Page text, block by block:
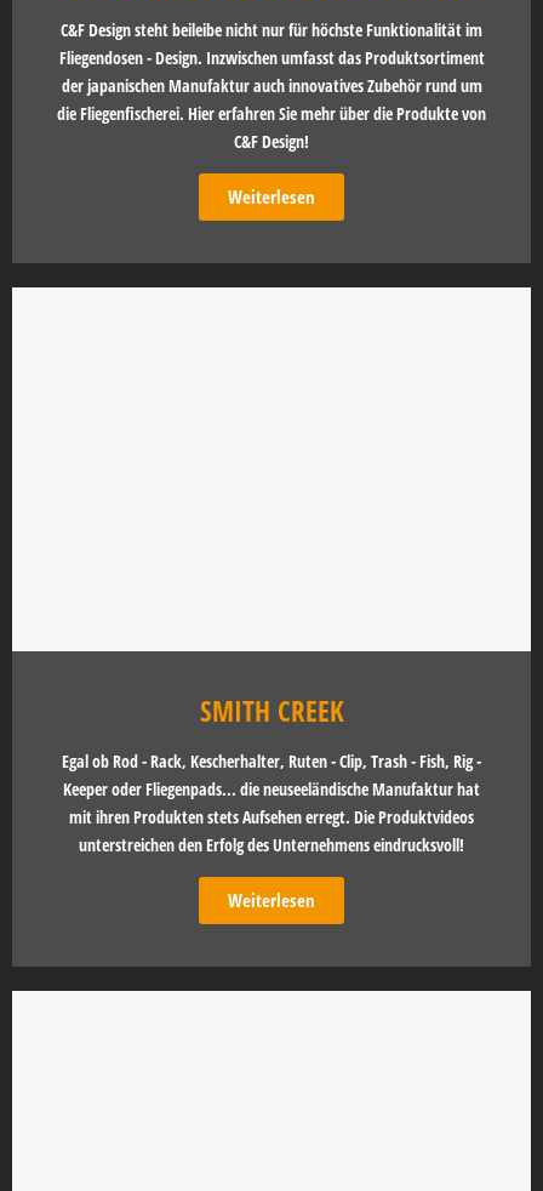
C&F Design steht beileibe nicht nur für höchste Funktionalität im
Fliegendosen - Design. Inzwischen umfasst das Produktsortiment
der japanischen Manufaktur auch innovatives Zubehör rund um
die Fliegenfischerei. Hier erfahren Sie mehr über die Produkte von
C&F Design!
Weiterlesen
SMITH CREEK
Egal ob Rod - Rack, Kescherhalter, Ruten - Clip, Trash - Fish, Rig -
Keeper oder Fliegenpads... die neuseeländische Manufaktur hat
mit ihren Produkten stets Aufsehen erregt. Die Produktvideos
unterstreichen den Erfolg des Unternehmens eindrucksvoll!
Weiterlesen